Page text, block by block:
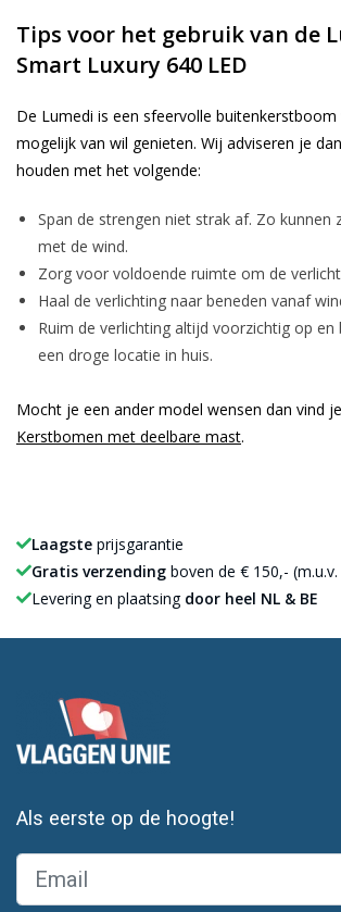
Tips voor het gebruik van de
Smart Luxury 640 LED
De Lumedi is een sfeervolle
mogelijk van wil genieten. Wij adviseren je
houden met het volgende:
Span de strengen niet strak af. Zo kunnen
met de wind.
Zorg voor voldoende ruimte om de
Haal de verlichting naar beneden vanaf
Ruim de verlichting altijd voorzichtig op en
een droge locatie in huis.
Mocht je een ander model wensen dan vind
Kerstbomen met deelbare mast.
Laagste prijsgarantie
Gratis verzending boven de € 150,-
Levering en plaatsing door heel NL & BE
Als eerste op de hoogte!